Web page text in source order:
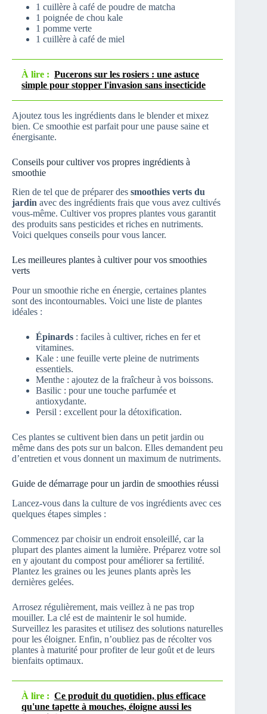
1 cuillère à café de poudre de matcha
1 poignée de chou kale
1 pomme verte
1 cuillère à café de miel
À lire : Pucerons sur les rosiers : une astuce
simple pour stopper l'invasion sans insecticide
Ajoutez tous les ingrédients dans le blender et mixez
bien. Ce smoothie est parfait pour une pause saine et
énergisante.
Conseils pour cultiver vos propres ingrédients à
smoothie
Rien de tel que de préparer des smoothies verts du
jardin avec des ingrédients frais que vous avez cultivés
vous-même. Cultiver vos propres plantes vous garantit
des produits sans pesticides et riches en nutriments.
Voici quelques conseils pour vous lancer.
Les meilleures plantes à cultiver pour vos smoothies
verts
Pour un smoothie riche en énergie, certaines plantes
sont des incontournables. Voici une liste de plantes
idéales :
Épinards : faciles à cultiver, riches en fer et
vitamines.
Kale : une feuille verte pleine de nutriments
essentiels.
Menthe : ajoutez de la fraîcheur à vos boissons.
Basilic : pour une touche parfumée et
antioxydante.
Persil : excellent pour la détoxification.
Ces plantes se cultivent bien dans un petit jardin ou
même dans des pots sur un balcon. Elles demandent peu
d’entretien et vous donnent un maximum de nutriments.
Guide de démarrage pour un jardin de smoothies réussi
Lancez-vous dans la culture de vos ingrédients avec ces
quelques étapes simples :
Commencez par choisir un endroit ensoleillé, car la
plupart des plantes aiment la lumière. Préparez votre sol
en y ajoutant du compost pour améliorer sa fertilité.
Plantez les graines ou les jeunes plants après les
dernières gelées.
Arrosez régulièrement, mais veillez à ne pas trop
mouiller. La clé est de maintenir le sol humide.
Surveillez les parasites et utilisez des solutions naturelles
pour les éloigner. Enfin, n’oubliez pas de récolter vos
plantes à maturité pour profiter de leur goût et de leurs
bienfaits optimaux.
À lire : Ce produit du quotidien, plus efficace
qu'une tapette à mouches, éloigne aussi les